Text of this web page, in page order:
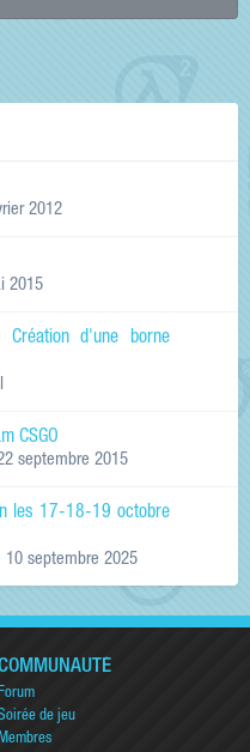
2012
2015
d'une borne
CSGO
septembre 2015
les 17-18-19 octobre
10 septembre 2025
de jeu